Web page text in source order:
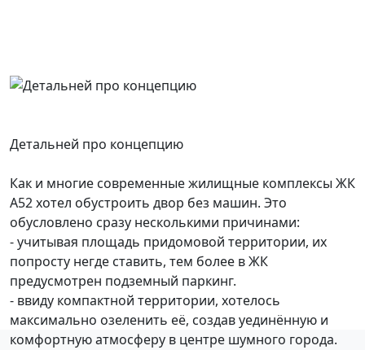
Детальней про концепцию
Как и многие современные жилищные комплексы ЖК
А52 хотел обустроить двор без машин. Это
обусловлено сразу несколькими причинами:
- учитывая площадь придомовой территории, их
попросту негде ставить, тем более в ЖК
предусмотрен подземный паркинг.
- ввиду компактной территории, хотелось
максимально озеленить её, создав уединённую и
комфортную атмосферу в центре шумного города.